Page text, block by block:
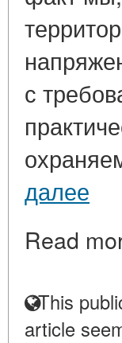
с
далее
Read
This
article